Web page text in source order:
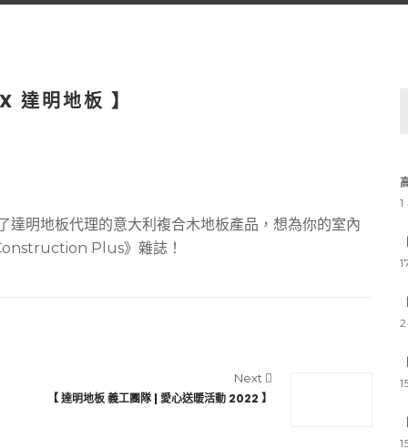
達明地板 】
明地板代理的意大利複合木地板產品，想為你的室內
Plus》雜誌！
Next
【 達明地板 義工團隊 | 愛心送暖活動 2022 】